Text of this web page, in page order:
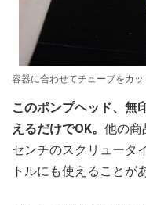
容器に合わせてチューブをカッ
このポンプヘッド、無
えるだけでOK。 他の商
センチのスクリュータ
トルにも使えることが